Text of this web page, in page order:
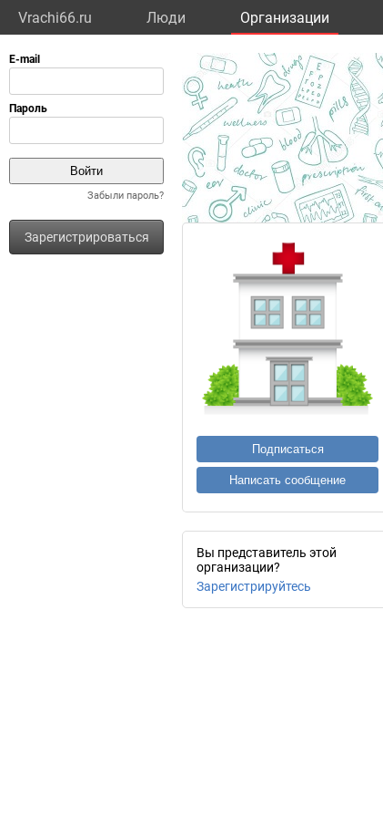
Vrachi66.ru Люди Организации
Забыли пароль?
Зарегистрироваться
Подписаться
Написать сообщение
Вы представитель этой
организации?
Зарегистрируйтесь